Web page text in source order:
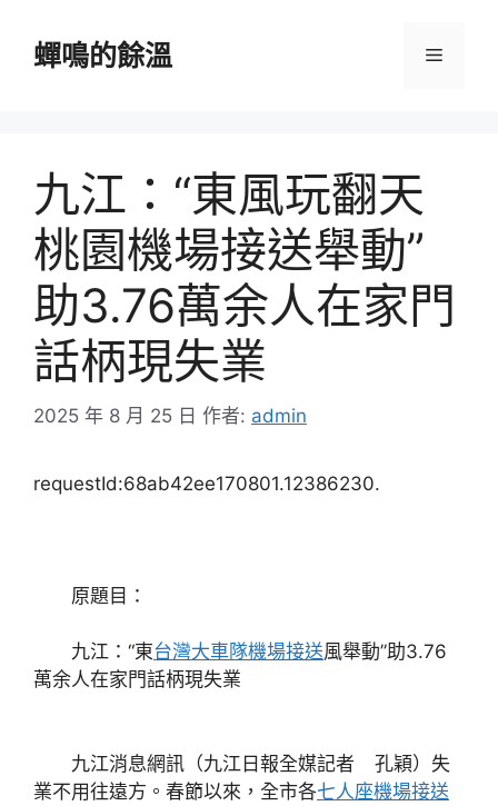
蟬鳴的餘溫 選
九江：“東風玩翻天
桃園機場接送舉動”
助3.76萬余人在家門
話柄現失業
2025 年 8 月 25 日 作者: admin
requestId:68ab42ee170801.12386230.
原題目：
九江：“東台灣大車隊機場接送風舉動”助3.76
萬余人在家門話柄現失業
九江消息網訊（九江日報全媒記者 孔穎）失
業不用往遠方。春節以來，全市各七人座機場接送